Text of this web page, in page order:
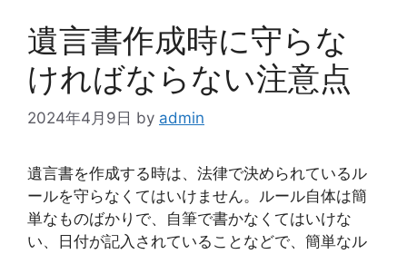
遺言書作成時に守らな
ければならない注意点
2024年4月9日 by admin
遺言書を作成する時は、法律で決められているル
ールを守らなくてはいけません。ルール自体は簡
単なものばかりで、自筆で書かなくてはいけな
い、日付が記入されていることなどで、簡単なル